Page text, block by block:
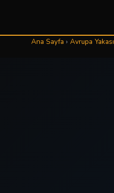
Ana Sayfa › Avrupa Yakası